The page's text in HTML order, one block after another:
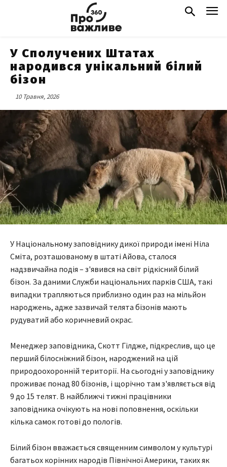
У Сполучених Штатах
народився унікальний білий
бізон
10 Травня, 2026
У Національному заповіднику дикої природи імені Ніла
Сміта, розташованому в штаті Айова, сталося
надзвичайна подія – з'явився на світ рідкісний білий
бізон. За даними Служби національних парків США, такі
випадки трапляються приблизно один раз на мільйон
народжень, адже зазвичай телята бізонів мають
рудуватий або коричневий окрас.
Менеджер заповідника, Скотт Гілдже, підкреслив, що це
перший білосніжний бізон, народжений на цій
природоохоронній території. На сьогодні у заповіднику
проживає понад 80 бізонів, і щорічно там з'являється від
9 до 15 телят. В найближчі тижні працівники
заповідника очікують на нові поповнення, оскільки
кілька самок готові до пологів.
Білий бізон вважається священним символом у культурі
багатьох корінних народів Північної Америки, таких як